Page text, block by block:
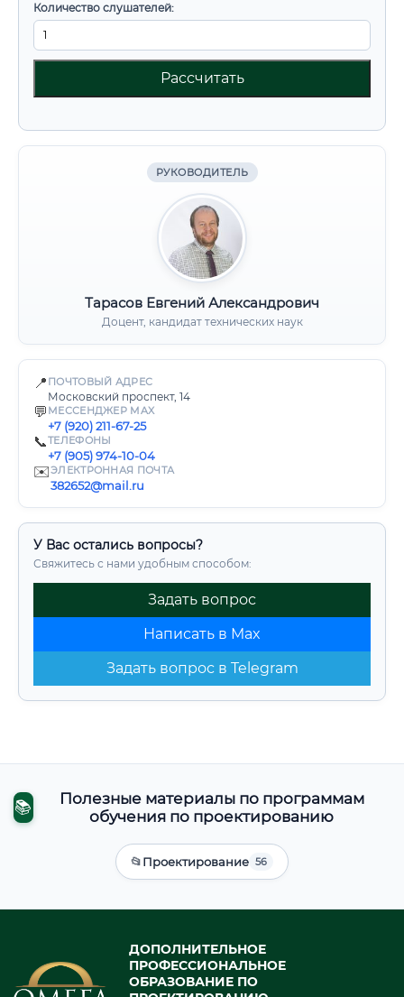
Количество слушателей:
Рассчитать
РУКОВОДИТЕЛЬ
Тарасов Евгений Александрович
Доцент, кандидат технических наук
📍 ПОЧТОВЫЙ АДРЕС
Московский проспект, 14
💬 МЕССЕНДЖЕР MAX
+7 (920) 211-67-25
📞ТЕЛЕФОНЫ
+7 (905) 974-10-04
✉️ЭЛЕКТРОННАЯ ПОЧТА
382652@mail.ru
У Вас остались вопросы?
Свяжитесь с нами удобным способом:
Задать вопрос
Написать в Max
Задать вопрос в Telegram
📚
Полезные материалы по программам
обучения по проектированию
📂Проектирование 56
ДОПОЛНИТЕЛЬНОЕ
ПРОФЕССИОНАЛЬНОЕ
ОБРАЗОВАНИЕ ПО